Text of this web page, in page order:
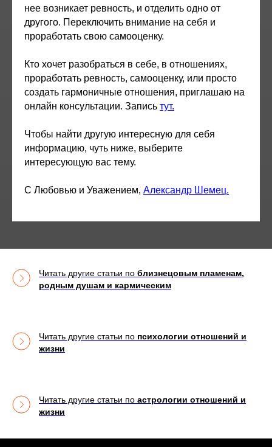
нее возникает ревность, и отделить одно от
другого. Переключить внимание на себя и
проработать свою самооценку.
Кто хочет разобраться в себе, в отношениях,
проработать ревность, самооценку, или просто
создать гармоничные отношения, приглашаю на
онлайн консультации. Запись тут.
Чтобы найти другую интересную для себя
информацию, чуть ниже, выберите
интересующую вас тему.
С Любовью и Уважением, Александр Шемец.
Читать другие статьи по близнецовым пламенам,
родным душам и кармическим
Читать другие статьи по психологии отношений и
жизни
Читать другие статьи по астрологии отношений и
жизни